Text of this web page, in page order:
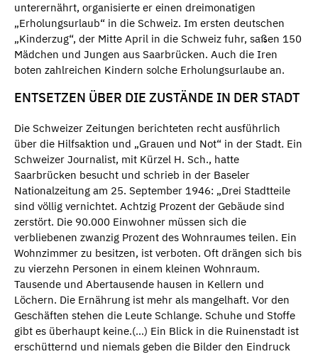
unterernährt, organisierte er einen dreimonatigen
„Erholungsurlaub“ in die Schweiz. Im ersten deutschen
„Kinderzug“, der Mitte April in die Schweiz fuhr, saßen 150
Mädchen und Jungen aus Saarbrücken. Auch die Iren
boten zahlreichen Kindern solche Erholungsurlaube an.
ENTSETZEN ÜBER DIE ZUSTÄNDE IN DER STADT
Die Schweizer Zeitungen berichteten recht ausführlich
über die Hilfsaktion und „Grauen und Not“ in der Stadt. Ein
Schweizer Journalist, mit Kürzel H. Sch., hatte
Saarbrücken besucht und schrieb in der Baseler
Nationalzeitung am 25. September 1946: „Drei Stadtteile
sind völlig vernichtet. Achtzig Prozent der Gebäude sind
zerstört. Die 90.000 Einwohner müssen sich die
verbliebenen zwanzig Prozent des Wohnraumes teilen. Ein
Wohnzimmer zu besitzen, ist verboten. Oft drängen sich bis
zu vierzehn Personen in einem kleinen Wohnraum.
Tausende und Abertausende hausen in Kellern und
Löchern. Die Ernährung ist mehr als mangelhaft. Vor den
Geschäften stehen die Leute Schlange. Schuhe und Stoffe
gibt es überhaupt keine.(…) Ein Blick in die Ruinenstadt ist
erschütternd und niemals geben die Bilder den Eindruck